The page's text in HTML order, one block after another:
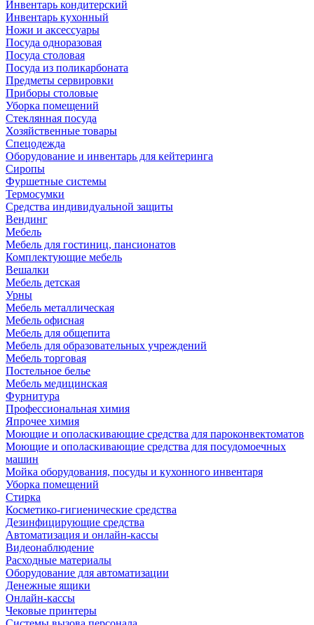
Инвентарь кондитерский
Инвентарь кухонный
Ножи и аксессуары
Посуда одноразовая
Посуда столовая
Посуда из поликарбоната
Предметы сервировки
Приборы столовые
Уборка помещений
Стеклянная посуда
Хозяйственные товары
Спецодежда
Оборудование и инвентарь для кейтеринга
Сиропы
Фуршетные системы
Термосумки
Средства индивидуальной защиты
Вендинг
Мебель
Мебель для гостиниц, пансионатов
Комплектующие мебель
Вешалки
Мебель детская
Урны
Мебель металлическая
Мебель офисная
Мебель для общепита
Мебель для образовательных учреждений
Мебель торговая
Постельное белье
Мебель медицинская
Фурнитура
Профессиональная химия
Япрочее химия
Моющие и ополаскивающие средства для пароконвектоматов
Моющие и ополаскивающие средства для посудомоечных
машин
Мойка оборудования, посуды и кухонного инвентаря
Уборка помещений
Стирка
Косметико-гигиенические средства
Дезинфицирующие средства
Автоматизация и онлайн-кассы
Видеонаблюдение
Расходные материалы
Оборудование для автоматизации
Денежные ящики
Онлайн-кассы
Чековые принтеры